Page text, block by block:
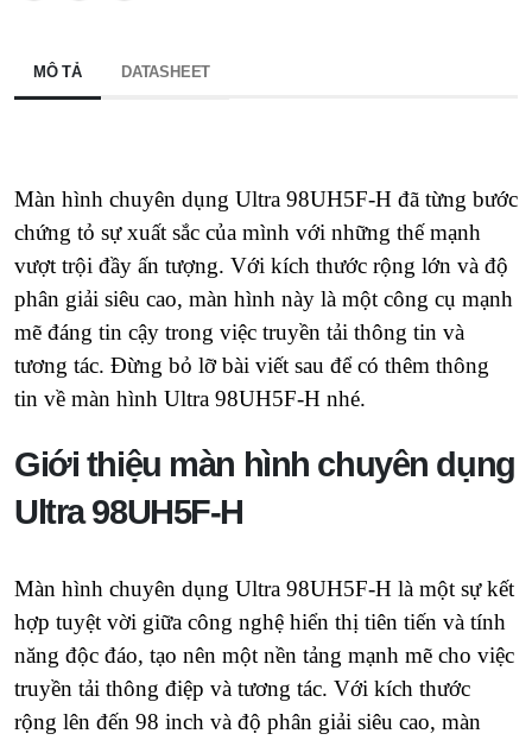
MÔ TẢ DATASHEET
Màn hình chuyên dụng Ultra 98UH5F-H đã từng bước
chứng tỏ sự xuất sắc của mình với những thế mạnh
vượt trội đầy ấn tượng. Với kích thước rộng lớn và độ
phân giải siêu cao, màn hình này là một công cụ mạnh
mẽ đáng tin cậy trong việc truyền tải thông tin và
tương tác. Đừng bỏ lỡ bài viết sau để có thêm thông
tin về màn hình Ultra 98UH5F-H nhé.
Giới thiệu màn hình chuyên dụng
Ultra 98UH5F-H
Màn hình chuyên dụng Ultra 98UH5F-H là một sự kết
hợp tuyệt vời giữa công nghệ hiển thị tiên tiến và tính
năng độc đáo, tạo nên một nền tảng mạnh mẽ cho việc
truyền tải thông điệp và tương tác. Với kích thước
rộng lên đến 98 inch và độ phân giải siêu cao, màn